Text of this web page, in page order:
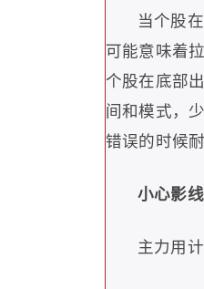
当个股
可能意味着
个股在底部
间和模式，
错误的时候
小心影线
主力用